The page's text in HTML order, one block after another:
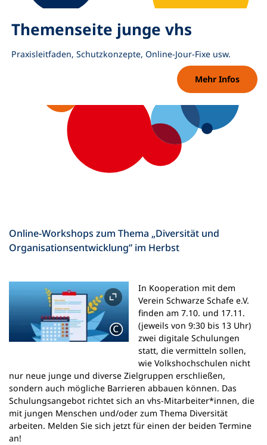
Themenseite junge vhs
Praxisleitfaden, Schutzkonzepte, Online-Jour-Fixe usw.
Mehr Infos
Online-Workshops zum Thema „Diversität und
Organisationsentwicklung” im Herbst
In Kooperation mit dem
Verein Schwarze Schafe e.V.
finden am 7.10. und 17.11.
(jeweils von 9:30 bis 13 Uhr)
zwei digitale Schulungen
statt, die vermitteln sollen,
wie Volkshochschulen nicht
nur neue junge und diverse Zielgruppen erschließen,
sondern auch mögliche Barrieren abbauen können. Das
Schulungsangebot richtet sich an vhs-Mitarbeiter*innen, die
mit jungen Menschen und/oder zum Thema Diversität
arbeiten. Melden Sie sich jetzt für einen der beiden Termine
an!